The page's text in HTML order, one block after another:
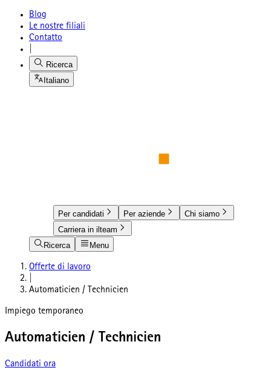
Blog
Le nostre filiali
Contatto
Ricerca
Italiano
Per candidati Per aziende
Chi siamo
Carriera in ilteam
Ricerca
Menu
Offerte di lavoro
Automaticien / Technicien
Impiego temporaneo
Automaticien / Technicien
Candidati ora